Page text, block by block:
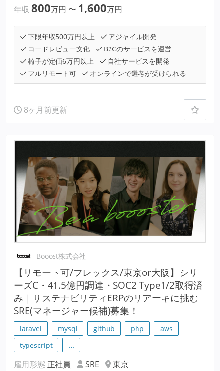
年収 800万円 〜 1,600万円
下限年収500万円以上
アジャイル開発
コードレビュー文化
B2Cのサービスを運営
椅子が定価6万円以上
自社サービスを開発
フルリモート可
オンラインで選考が受けられる
8ヶ月前更新
Booost株式会社
【リモート可/フレックス/東京or大阪】シリ
ーズC・41.5億円調達・SOC2 Type1/2取得済
み｜サステナビリティERPのリアーキに挑む
SRE(マネージャー候補)募集！
laravel mysql github php
aws
typescript
…
雇用形態 正社員 SRE
東京